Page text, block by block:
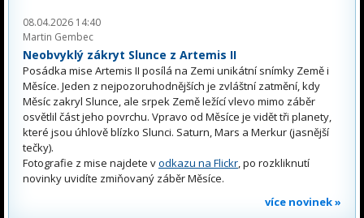
08.04.2026 14:40
Martin Gembec
Neobvyklý zákryt Slunce z Artemis II
Posádka mise Artemis II posílá na Zemi unikátní snímky Země i
Měsíce. Jeden z nejpozoruhodnějších je zvláštní zatmění, kdy
Měsíc zakryl Slunce, ale srpek Země ležící vlevo mimo záběr
osvětlil část jeho povrchu. Vpravo od Měsíce je vidět tři planety,
které jsou úhlově blízko Slunci. Saturn, Mars a Merkur (jasnější
tečky).
Fotografie z mise najdete vodkazu na Flickr, po rozkliknutí
novinky uvidíte zmiňovaný záběr Měsíce.
více novinek »